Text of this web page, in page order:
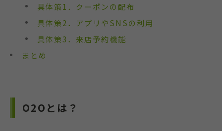
具体策1．クーポンの配布
具体策2．アプリやSNSの利用
具体策3．来店予約機能
まとめ
O2Oとは？